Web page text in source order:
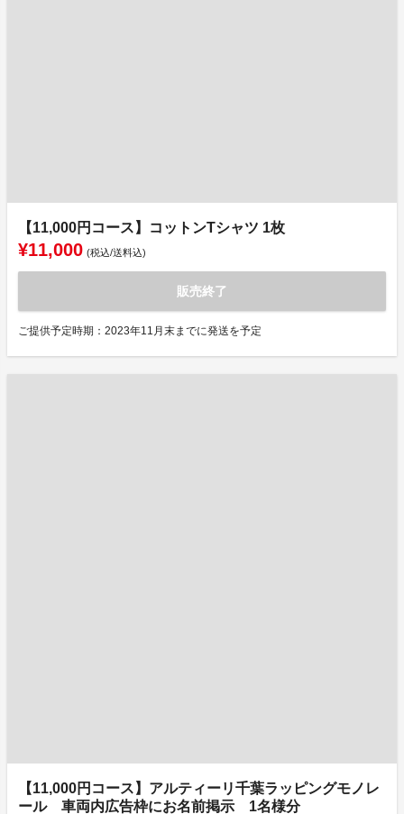
【11,000円コース】コットンTシャツ 1枚
¥11,000 (税込/送料込)
販売終了
ご提供予定時期：2023年11月末までに発送を予定
【11,000円コース】アルティーリ千葉ラッピングモノレ
ール 車両内広告枠にお名前掲示 1名様分